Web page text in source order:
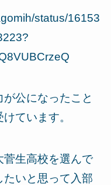
status/16153
公になったこと
ています。
生高校を選んで
いと思って入部